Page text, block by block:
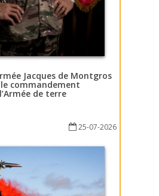
Jacques de Montgros
commandement
de terre
25-07-2026